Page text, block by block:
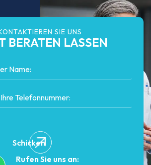
SIE UNS
BERATEN LASSEN
Schicken
Rufen Sie uns an: